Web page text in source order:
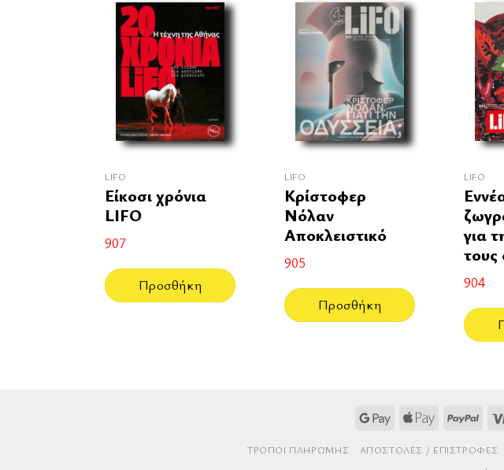
LIFO
Είκοσι χρόνια
LIFO
907
Προσθήκη
LIFO
Κρίστοφερ
Νόλαν
Αποκλειστικό
905
Προσθήκη
LIFO
για
904
Google Apple
ΤΡΌΠΟΙ ΠΛΗΡΩΜΉΣ AΠΟΣΤΟΛΈΣ / ΕΠΙΣΤΡΟΦΈΣ